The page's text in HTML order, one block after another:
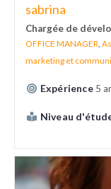
sabrina
Chargée de
OFFICE MANAGER
marketing et
Expérience 5
Niveau